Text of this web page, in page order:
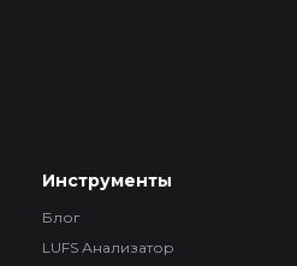
Инструменты
Блог
LUFS Анализатор